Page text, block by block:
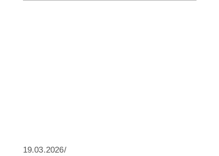
19.03.2026/